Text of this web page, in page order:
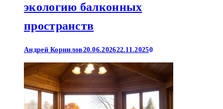
экологию балконных
пространств
Андрей Корнилов20.06.202622.11.20250